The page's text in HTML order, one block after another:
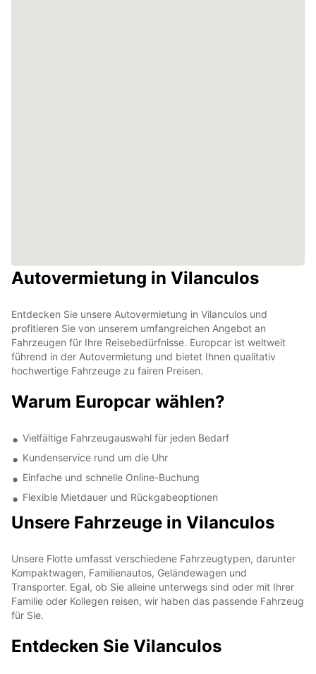
Autovermietung in Vilanculos
Entdecken Sie unsere Autovermietung in Vilanculos und
profitieren Sie von unserem umfangreichen Angebot an
Fahrzeugen für Ihre Reisebedürfnisse. Europcar ist weltweit
führend in der Autovermietung und bietet Ihnen qualitativ
hochwertige Fahrzeuge zu fairen Preisen.
Warum Europcar wählen?
Vielfältige Fahrzeugauswahl für jeden Bedarf
Kundenservice rund um die Uhr
Einfache und schnelle Online-Buchung
Flexible Mietdauer und Rückgabeoptionen
Unsere Fahrzeuge in Vilanculos
Unsere Flotte umfasst verschiedene Fahrzeugtypen, darunter
Kompaktwagen, Familienautos, Geländewagen und
Transporter. Egal, ob Sie alleine unterwegs sind oder mit Ihrer
Familie oder Kollegen reisen, wir haben das passende Fahrzeug
für Sie.
Entdecken Sie Vilanculos